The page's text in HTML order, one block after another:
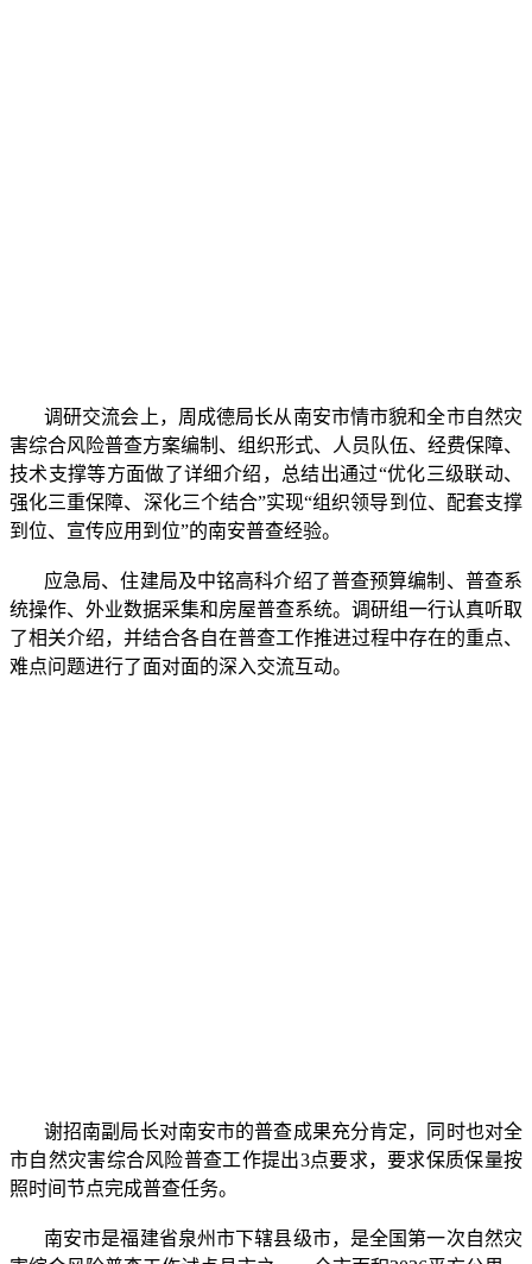
调研交流会上，周成德局长从南安市情市貌和全市自然灾
害综合风险普查方案编制、组织形式、人员队伍、经费保障、
技术支撑等方面做了详细介绍，总结出通过“优化三级联动、
强化三重保障、深化三个结合”实现“组织领导到位、配套支撑
到位、宣传应用到位”的南安普查经验。
应急局、住建局及中铭高科介绍了普查预算编制、普查系
统操作、外业数据采集和房屋普查系统。调研组一行认真听取
了相关介绍，并结合各自在普查工作推进过程中存在的重点、
难点问题进行了面对面的深入交流互动。
谢招南副局长对南安市的普查成果充分肯定，同时也对全
市自然灾害综合风险普查工作提出3点要求，要求保质保量按
照时间节点完成普查任务。
南安市是福建省泉州市下辖县级市，是全国第一次自然灾